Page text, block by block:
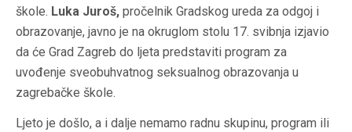
škole. Luka Juroš, pročelnik Gradskog ureda za odgoj i
obrazovanje, javno je na okruglom stolu 17. svibnja izjavio
da će Grad Zagreb do ljeta predstaviti program za
uvođenje sveobuhvatnog seksualnog obrazovanja u
zagrebačke škole.
Ljeto je došlo, a i dalje nemamo radnu skupinu, program ili